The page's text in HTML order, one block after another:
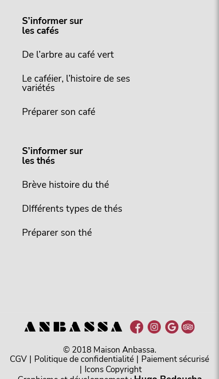
S’informer sur
les cafés
De l’arbre au café vert
Le caféier, l’histoire de ses
variétés
Préparer son café
S’informer sur
les thés
Brève histoire du thé
DIfférents types de thés
Préparer son thé
© 2018 Maison Anbassa.
CGV | Politique de confidentialité | Paiement sécurisé
| Icons Copyright